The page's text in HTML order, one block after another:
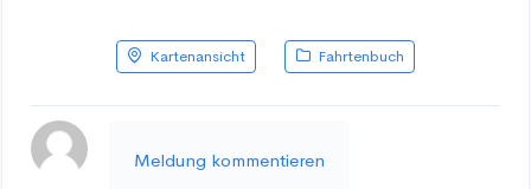
Kartenansicht Fahrtenbuch
Meldung kommentieren